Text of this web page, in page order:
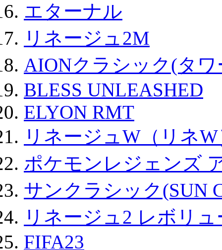
エターナル
リネージュ2M
AIONクラシック(タ
BLESS UNLEASHED
ELYON RMT
リネージュW（リネ
ポケモンレジェンズ
サンクラシック(SUN
リネージュ2 レボリ
FIFA23